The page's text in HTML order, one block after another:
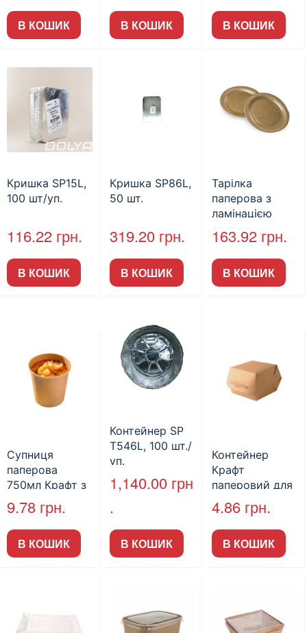
В КОШИК В КОШИК В КОШИК
Кришка SP15L,
100 шт/уп.
116.22 грн.
В КОШИК
Кришка SP86L,
50 шт.
319.20 грн.
В КОШИК
Тарілка
паперова з
ламінацією
Крафт рифлена
Ø=200мм,
50шт/пак
163.92 грн.
В КОШИК
Супниця
паперова
750мл Крафт з
кришкою PP
(50шт/пак)
9.78 грн.
В КОШИК
Контейнер SP
T546L, 100 шт./
уп.
1,140.00 грн
.
В КОШИК
Контейнер
Крафт
паперовий для
бургера
117х117х70мм
(25шт/пак)
4.86 грн.
В КОШИК